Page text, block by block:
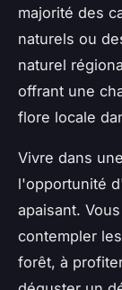
majorité des
naturels ou
naturel
offrant une
flore locale
Vivre dans
l'opportunité
apaisant.
contempler
forêt, à